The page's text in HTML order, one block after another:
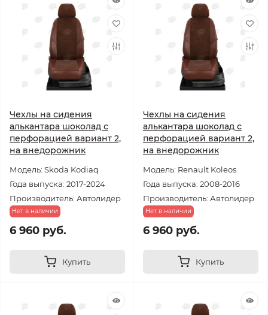
Чехлы на сидения
алькантара шоколад с
перфорацией вариант 2,
на внедорожник
Модель: Skoda Kodiaq
Года выпуска: 2017-2024
Производитель: Автолидер
Нет в наличии
6 960 руб.
Купить
Чехлы на сидения
алькантара шоколад с
перфорацией вариант 2,
на внедорожник
Модель: Renault Koleos
Года выпуска: 2008-2016
Производитель: Автолидер
Нет в наличии
6 960 руб.
Купить